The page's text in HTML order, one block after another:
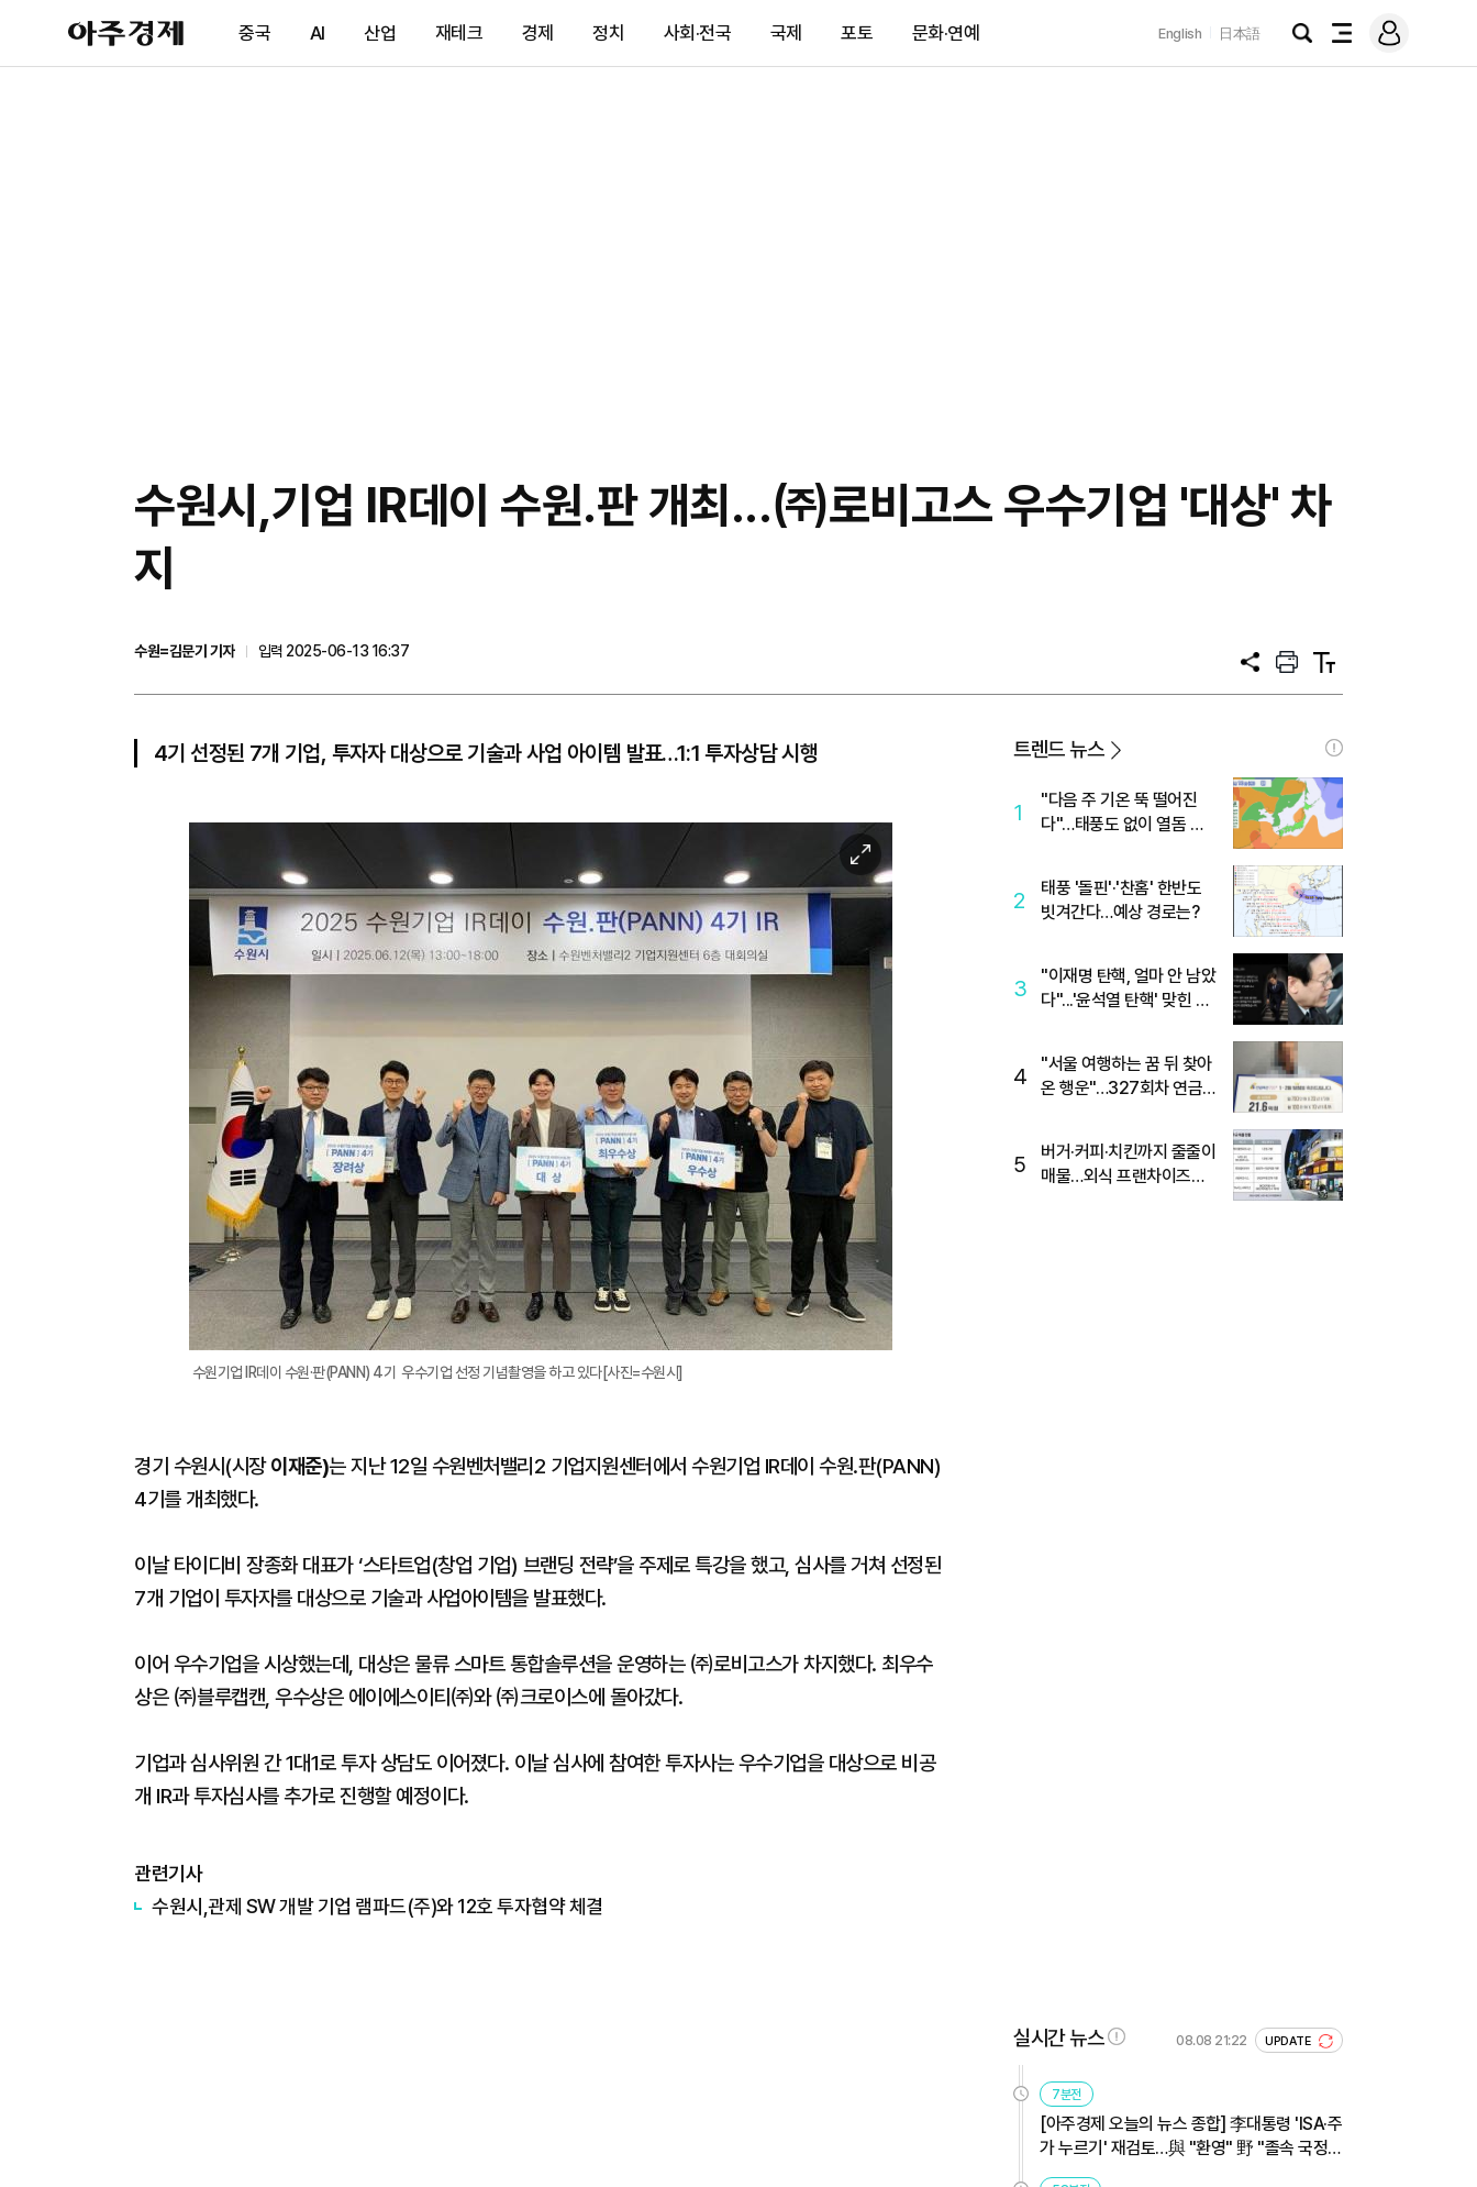
아
주
제
중국 AI 산업 재테크 경제 정치 사회·전국 국제 포토 문화·연예 English 日本語
검
전
메
그
수원시,기업 IR데이 수원.판 개최...㈜로비고스 우수기업 '대상' 차
지
수원=김문기 기자
입력 2025-06-13 16:37
공
프
트
텍
트
4기 선정된 7개 기업, 투자자 대상으로 기술과 사업 아이템 발표…1:1 투자상담 시행
이
미
대
수원기업 IR데이 수원·판(PANN) 4기 우수기업 선정 기념촬영을 하고 있다[사진=수원시]
경기 수원시(시장이재준)는 지난 12일 수원벤처밸리2 기업지원센터에서 수원기업 IR데이 수원.판(PANN)
4기를 개최했다.
이날 타이디비 장종화 대표가 ‘스타트업(창업 기업) 브랜딩 전략’을 주제로 특강을 했고, 심사를 거쳐 선정된
7개 기업이 투자자를 대상으로 기술과 사업아이템을 발표했다.
이어 우수기업을 시상했는데, 대상은 물류 스마트 통합솔루션을 운영하는 ㈜로비고스가 차지했다. 최우수
상은 ㈜블루캡캔, 우수상은 에이에스이티㈜와 ㈜크로이스에 돌아갔다.
기업과 심사위원 간 1대1로 투자 상담도 이어졌다. 이날 심사에 참여한 투자사는 우수기업을 대상으로 비공
개 IR과 투자심사를 추가로 진행할 예정이다.
관련기사
수원시,관제 SW 개발 기업 램파드(주)와 12호 투자협약 체결
트렌드 뉴스
1
"다음 주 기온 뚝 떨어진
다"…태풍도 없이 열돔 박
2
태풍 '돌핀'·'찬홈' 한반도
빗겨간다…예상 경로는?
3
"이재명 탄핵, 얼마 안 남았
다"...'윤석열 탄핵' 맞힌 무
4
"서울 여행하는 꿈 뒤 찾아
온 행운"…327회차 연금
5
버거·커피·치킨까지 줄줄이
매물…외식 프랜차이즈
실시간 뉴스 08.08 21:22 UPDATE
7분전
[아주경제 오늘의 뉴스 종합] 李대통령 'ISA·주
가 누르기' 재검토…與 "환영" 野 "졸속 국정"
外